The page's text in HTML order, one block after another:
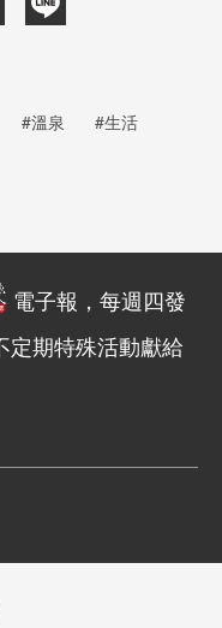
#溫泉 #生活
電子報，每週四發
定期特殊活動獻給